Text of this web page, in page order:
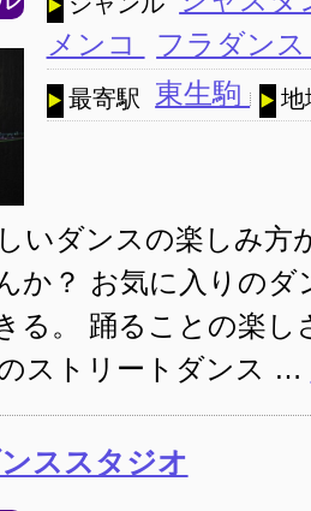
メンコ
フラダン
最寄駅 東生駒 地
いダンスの楽しみ
か？ お気に入りの
る。 踊ることの楽
ストリートダンス …
ススタジオ